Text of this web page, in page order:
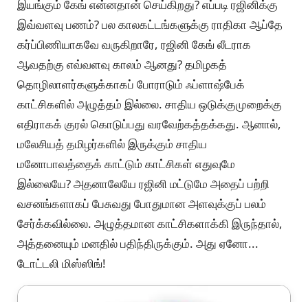
இயங்கும் கேங் என்னதான் செய்கிறது? எப்படி ரஜினிக்கு
இவ்வளவு பணம்? பல காலகட்டங்களுக்கு ராதிகா ஆப்தே
கர்ப்பிணியாகவே வருகிறாரே, ரஜினி கேங் லீடராக
ஆவதற்கு எவ்வளவு காலம் ஆனது? தமிழகத்
தொழிலாளர்களுக்காகப் போராடும் ஃப்ளாஷ்பேக்
காட்சிகளில் அழுத்தம் இல்லை. சாதிய ஒடுக்குமுறைக்கு
எதிராகக் குரல் கொடுப்பது வரவேற்கத்தக்கது. ஆனால்,
மலேசியத் தமிழர்களில் இருக்கும் சாதிய
மனோபாவத்தைக் காட்டும் காட்சிகள் எதுவுமே
இல்லையே? அதனாலேயே ரஜினி மட்டுமே அதைப் பற்றி
வசனங்களாகப் பேசுவது போதுமான அளவுக்குப் பலம்
சேர்க்கவில்லை. அழுத்தமான காட்சிகளாக்கி இருந்தால்,
அத்தனையும் மனதில் பதிந்திருக்கும். அது ஏனோ...
டோட்டலி மிஸ்ஸிங்!